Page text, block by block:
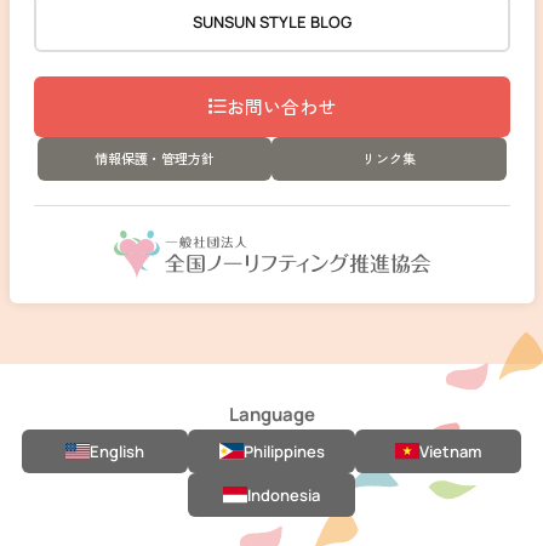
SUNSUN STYLE BLOG
お問い合わせ
情報保護・管理方針 リンク集
Language
English Philippines
Vietnam
Indonesia